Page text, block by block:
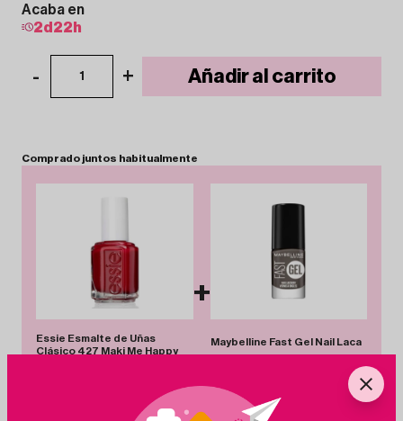
Acaba en
2d 22 h
- 1 + Añadir al carrito
Comprado juntos habitualmente
Essie Esmalte de Uñas
Clásico 427 Maki Me Happy
+
Maybelline Fast Gel Nail Laca